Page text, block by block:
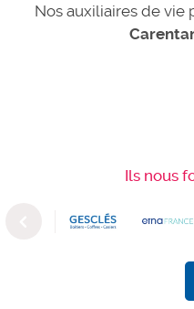
Nos auxiliaires de vie
Ils nous
Previous